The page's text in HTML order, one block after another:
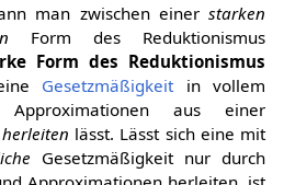
man zwischen einerstarken
Form des Reduktionismus
Form des Reduktionismus
Gesetzmäßigkeit in vollem
aus einer
herleiten lässt. Lässt sich eine mit
Gesetzmäßigkeit nur durch